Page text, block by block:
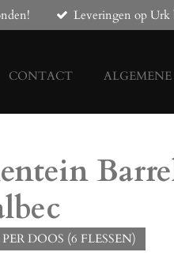
Leveringen op Urk
CONTACT
PER DOOS (6 FLESSEN)